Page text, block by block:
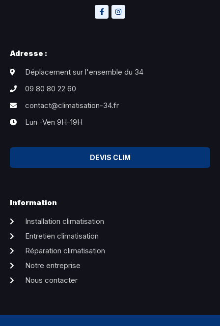
Adresse :
Déplacement sur l'ensemble du 34
09 80 80 22 60
contact@climatisation-34.fr
Lun -Ven 9H-19H
DEVIS CLIM
Information
Installation climatisation
Entretien climatisation
Réparation climatisation
Notre entreprise
Nous contacter